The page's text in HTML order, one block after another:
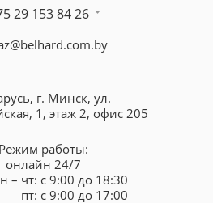
29 153 84 26
г. Минск, ул.
1, этаж 2, офис 205
Режим работы:
онлайн 24/7
– чт: с 9:00 до 18:30
пт: с 9:00 до 17:00